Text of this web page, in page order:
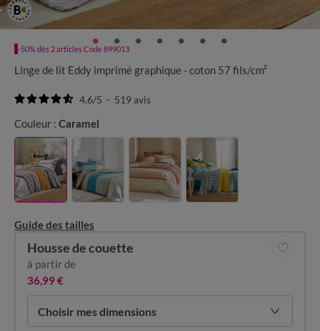
-50% dès 2 articles Code 899013
Linge de lit Eddy imprimé graphique - coton 57 fils/cm²
4.6/5 - 519avis
Couleur : Caramel
Guide des tailles
Choisir mes dimensions
Housse de couette
à partir de
36,99 €